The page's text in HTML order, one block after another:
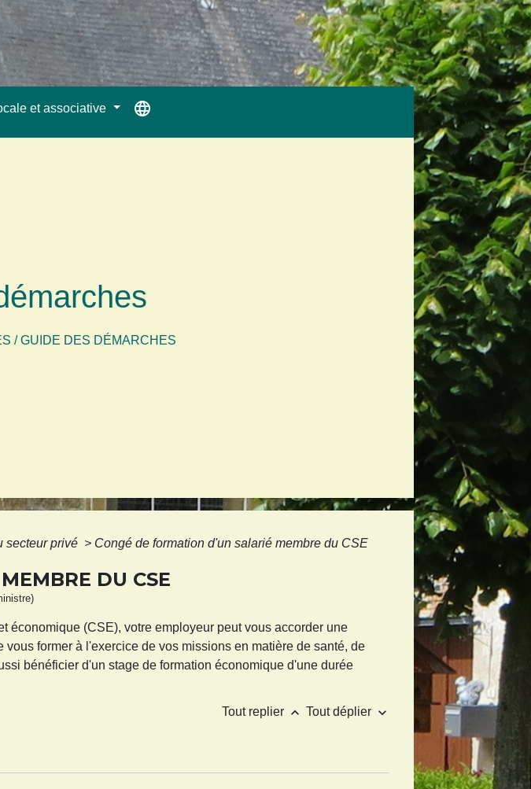
et associative language
/GUIDE DES DÉMARCHES
secteur privé > Congé de formation d'un salarié membre du CSE
DU CSE
économique (CSE), votre employeur peut vous accorder une
former à l'exercice de vos missions en matière de santé, de
bénéficier d'un stage de formation économique d'une durée
Tout replier keyboard_arrow_up Tout déplier keyboard_arrow_down